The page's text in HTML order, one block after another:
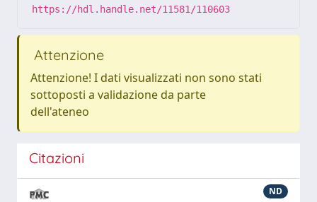
https://hdl.handle.net/11581/110603
Attenzione
Attenzione! I dati visualizzati non sono stati
sottoposti a validazione da parte
dell'ateneo
Citazioni
ND